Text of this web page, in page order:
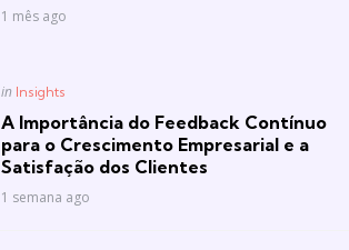
1 mês ago
Posted
in Insights
A Importância do Feedback Contínuo
para o Crescimento Empresarial e a
Satisfação dos Clientes
1 semana ago